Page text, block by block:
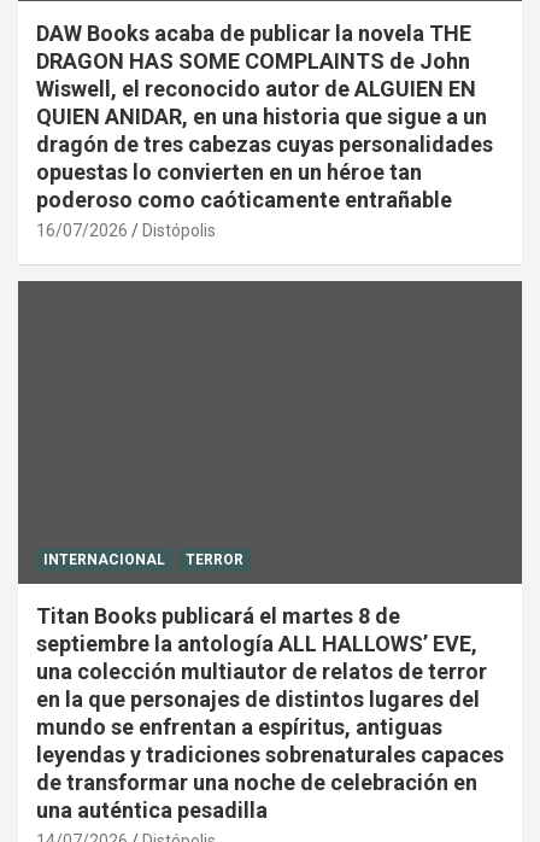
DAW Books acaba de publicar la novela THE
DRAGON HAS SOME COMPLAINTS de John
Wiswell, el reconocido autor de ALGUIEN EN
QUIEN ANIDAR, en una historia que sigue a un
dragón de tres cabezas cuyas personalidades
opuestas lo convierten en un héroe tan
poderoso como caóticamente entrañable
16/07/2026 Distópolis
INTERNACIONAL TERROR
Titan Books publicará el martes 8 de
septiembre la antología ALL HALLOWS’ EVE,
una colección multiautor de relatos de terror
en la que personajes de distintos lugares del
mundo se enfrentan a espíritus, antiguas
leyendas y tradiciones sobrenaturales capaces
de transformar una noche de celebración en
una auténtica pesadilla